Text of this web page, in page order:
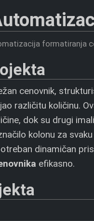
formatiranja
cenovnik,
različitu količinu.
dok su drugi
kolonu za
dinamičan
efikasno.